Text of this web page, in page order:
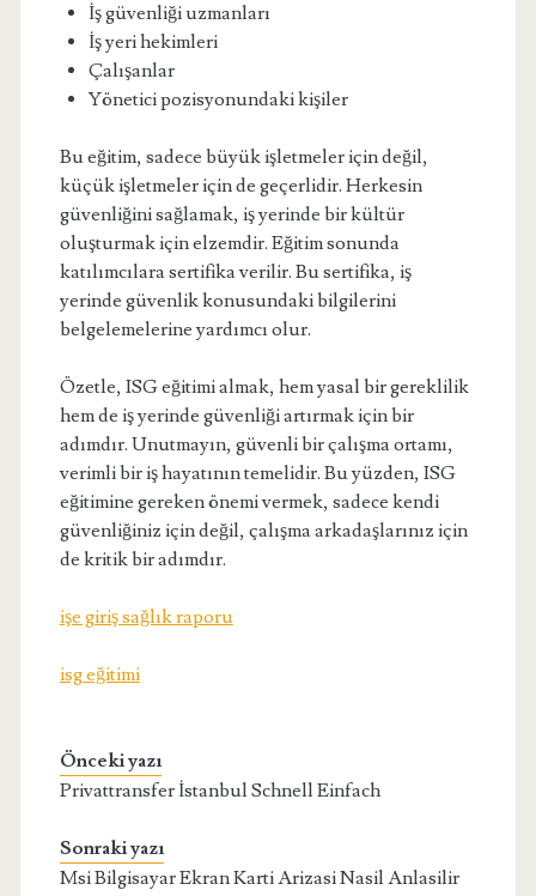
İş güvenliği uzmanları
İş yeri hekimleri
Çalışanlar
Yönetici pozisyonundaki kişiler
Bu eğitim, sadece büyük işletmeler için değil,
küçük işletmeler için de geçerlidir. Herkesin
güvenliğini sağlamak, iş yerinde bir kültür
oluşturmak için elzemdir. Eğitim sonunda
katılımcılara sertifika verilir. Bu sertifika, iş
yerinde güvenlik konusundaki bilgilerini
belgelemelerine yardımcı olur.
Özetle, ISG eğitimi almak, hem yasal bir gereklilik
hem de iş yerinde güvenliği artırmak için bir
adımdır. Unutmayın, güvenli bir çalışma ortamı,
verimli bir iş hayatının temelidir. Bu yüzden, ISG
eğitimine gereken önemi vermek, sadece kendi
güvenliğiniz için değil, çalışma arkadaşlarınız için
de kritik bir adımdır.
işe giriş sağlık raporu
isg eğitimi
Önceki yazı
Privattransfer İstanbul Schnell Einfach
Sonraki yazı
Msi Bilgisayar Ekran Karti Arizasi Nasil Anlasilir